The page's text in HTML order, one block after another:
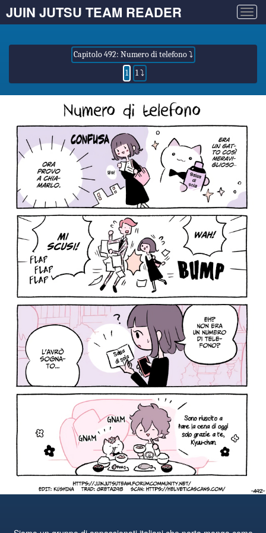
JUIN JUTSU TEAM READER
Capitolo 492: Numero di telefono ⤵
1
1 ⤵